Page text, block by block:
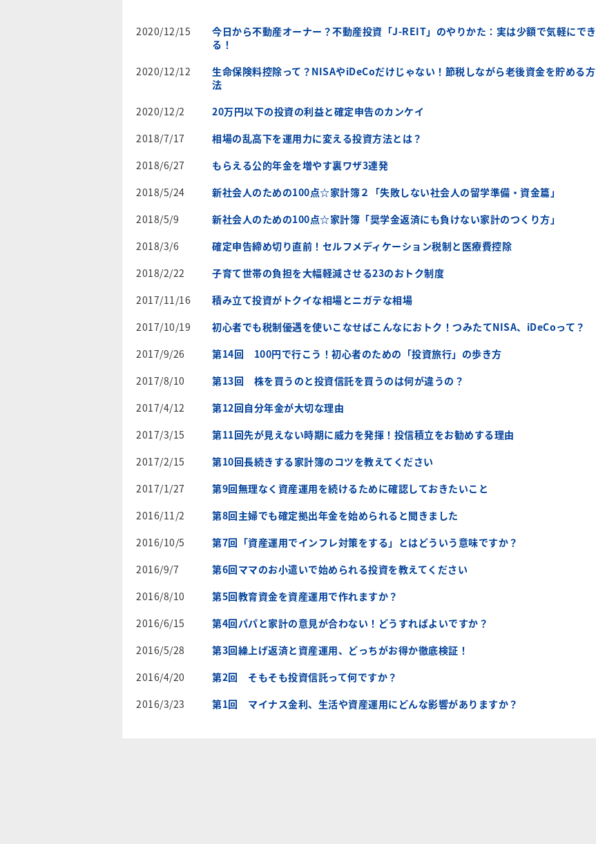
2020/12/15
今日から不動産オーナー？不動産投資「J-REIT」のやりかた：実は少額で気軽にでき
る！
2020/12/12
生命保険料控除って？NISAやiDeCoだけじゃない！節税しながら老後資金を貯める方
法
2020/12/2
20万円以下の投資の利益と確定申告のカンケイ
2018/7/17
相場の乱高下を運用力に変える投資方法とは？
2018/6/27
もらえる公的年金を増やす裏ワザ3連発
2018/5/24
新社会人のための100点☆家計簿２「失敗しない社会人の留学準備・資金篇」
2018/5/9
新社会人のための100点☆家計簿「奨学金返済にも負けない家計のつくり方」
2018/3/6
確定申告締め切り直前！セルフメディケーション税制と医療費控除
2018/2/22
子育て世帯の負担を大幅軽減させる23のおトク制度
2017/11/16
積み立て投資がトクイな相場とニガテな相場
2017/10/19
初心者でも税制優遇を使いこなせばこんなにおトク！つみたてNISA、iDeCoって？
2017/9/26
第14回 100円で行こう！初心者のための「投資旅行」の歩き方
2017/8/10
第13回 株を買うのと投資信託を買うのは何が違うの？
2017/4/12
第12回自分年金が大切な理由
2017/3/15
第11回先が見えない時期に威力を発揮！投信積立をお勧めする理由
2017/2/15
第10回長続きする家計簿のコツを教えてください
2017/1/27
第9回無理なく資産運用を続けるために確認しておきたいこと
2016/11/2
第8回主婦でも確定拠出年金を始められると聞きました
2016/10/5
第7回「資産運用でインフレ対策をする」とはどういう意味ですか？
2016/9/7
第6回ママのお小遣いで始められる投資を教えてください
2016/8/10
第5回教育資金を資産運用で作れますか？
2016/6/15
第4回パパと家計の意見が合わない！どうすればよいですか？
2016/5/28
第3回繰上げ返済と資産運用、どっちがお得か徹底検証！
2016/4/20
第2回 そもそも投資信託って何ですか？
2016/3/23
第1回 マイナス金利、生活や資産運用にどんな影響がありますか？